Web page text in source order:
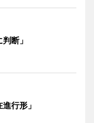
断」
行形」